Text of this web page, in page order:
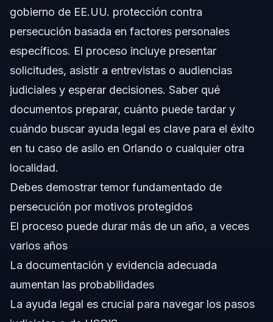
Preguntas Frecuentes
¿Quién califica para asilo en Estados Unidos?
¿Cuánto tiempo tarda en aprobarse un caso de asilo?
¿Es un delito solicitar asilo en Estados Unidos?
¿Qué sucede con los solicitantes de asilo después de
que se decide su caso?
¿Puedo solicitar asilo si entré a EE.UU. sin inspección?
¿Qué documentos se requieren para la solicitud de
¿Cómo puede ayudar un abogado con mi caso de
asilo?
¿Qué es el asilo defensivo y en qué se diferencia del
Fuentes y Referencias
gobierno de EE.UU. protección contra
persecución basada en factores personales
específicos. El proceso incluye presentar
solicitudes, asistir a entrevistas o audiencias
judiciales y esperar decisiones. Saber qué
documentos preparar, cuánto puede tardar y
cuándo buscar ayuda legal es clave para el éxito
en tu caso de asilo en Orlando o cualquier otra
localidad.
Debes demostrar temor fundamentado de
persecución por motivos protegidos
El proceso puede durar más de un año, a veces
varios años
La documentación y evidencia adecuada
aumentan las probabilidades
La ayuda legal es crucial para navegar los pasos